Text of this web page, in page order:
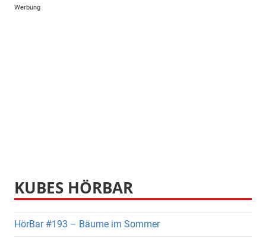
Werbung
KUBES HÖRBAR
HörBar #193 – Bäume im Sommer